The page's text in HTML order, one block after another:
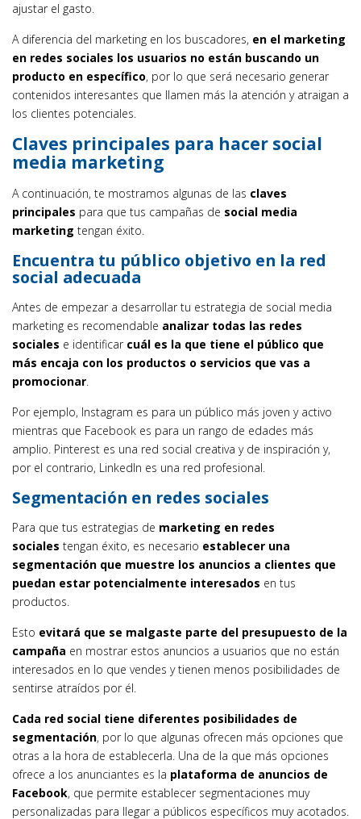
ajustar el gasto.
A diferencia del marketing en los buscadores, en el marketing
en redes sociales los usuarios no están buscando un
producto en específico, por lo que será necesario generar
contenidos interesantes que llamen más la atención y atraigan a
los clientes potenciales.
Claves principales para hacer social
media marketing
A continuación, te mostramos algunas de las claves
principales para que tus campañas de social media
marketing tengan éxito.
Encuentra tu público objetivo en la red
social adecuada
Antes de empezar a desarrollar tu estrategia de social media
marketing es recomendable analizar todas las redes
sociales e identificar cuál es la que tiene el público que
más encaja con los productos o servicios que vas a
promocionar.
Por ejemplo, Instagram es para un público más joven y activo
mientras que Facebook es para un rango de edades más
amplio. Pinterest es una red social creativa y de inspiración y,
por el contrario, LinkedIn es una red profesional.
Segmentación en redes sociales
Para que tus estrategias de marketing en redes
sociales tengan éxito, es necesario establecer una
segmentación que muestre los anuncios a clientes que
puedan estar potencialmente interesados en tus
productos.
Esto evitará que se malgaste parte del presupuesto de la
campaña en mostrar estos anuncios a usuarios que no están
interesados en lo que vendes y tienen menos posibilidades de
sentirse atraídos por él.
Cada red social tiene diferentes posibilidades de
segmentación, por lo que algunas ofrecen más opciones que
otras a la hora de establecerla. Una de la que más opciones
ofrece a los anunciantes es la plataforma de anuncios de
Facebook, que permite establecer segmentaciones muy
personalizadas para llegar a públicos específicos muy acotados.